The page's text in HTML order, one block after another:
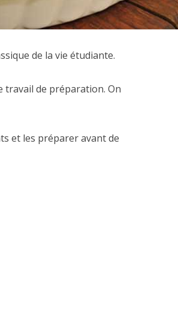
de la vie étudiante.
travail de préparation. On
et les préparer avant de